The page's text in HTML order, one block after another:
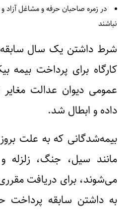
در زمره صاحبان حرفه و مشاغل آزاد
نباشند
شرط داشتن یک سال
کارگاه برای پرداخت بیمه
عمومی دیوان عدالت
داده و ابطال شد.
بیمه‌شدگانی که به علت
مانند سیل، جنگ، زلزله
می‌شوند، برای دریافت مقرری
به داشتن سابقه پرداخت